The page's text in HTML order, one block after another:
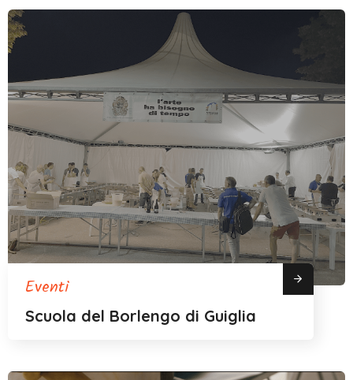
Eventi
Scuola del Borlengo di Guiglia